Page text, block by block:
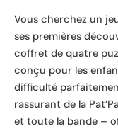
Vous cherchez un
ses premières
coffret de quatre
conçu pour les
difficulté
rassurant de la
et toute la bande –